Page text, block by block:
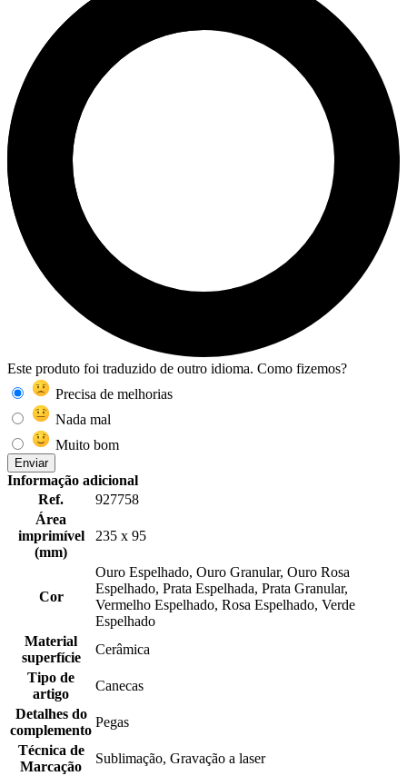
Este produto foi traduzido de outro idioma. Como fizemos?
Precisa de melhorias
Nada mal
Muito bom
Enviar
Informação adicional
Ref.
927758
Área
imprimível
(mm)
235 x 95
Cor
Ouro Espelhado, Ouro Granular, Ouro Rosa
Espelhado, Prata Espelhada, Prata Granular,
Vermelho Espelhado, Rosa Espelhado, Verde
Espelhado
Material
superfície
Cerâmica
Tipo de
artigo
Canecas
Detalhes do
complemento
Pegas
Técnica de
Marcação
Sublimação, Gravação a laser